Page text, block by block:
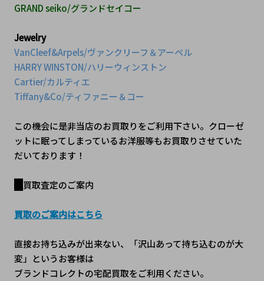
GRAND seiko/グランドセイコー
Jewelry
VanCleef&Arpels/ヴァンクリーフ＆アーペル
HARRY WINSTON/ハリーウィンストン
Cartier/カルティエ
Tiffany&Co/ティファニー＆コー
この機会に是非当店のお買取りをご利用下さい。クローゼ
ットに眠ってしまっているお洋服等もお買取りさせていた
だいております！
買取査定のご案内
買取のご案内はこちら
直接お持ち込みが出来ない、「沢山あって持ち込むのが大
変」というお客様は
ブランドコレクトの宅配買取をご利用ください。